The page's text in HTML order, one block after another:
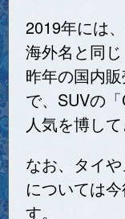
2019年には
海外名と同じ
昨年の国内
で、SUVの
人気を博して
なお、タイ
については
す。